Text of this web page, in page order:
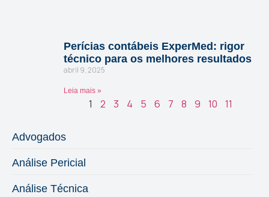
Perícias contábeis ExperMed: rigor
técnico para os melhores resultados
abril 9, 2025
Leia mais »
1 2 3 4 5 6 7 8 9 10 11
Advogados
Análise Pericial
Análise Técnica